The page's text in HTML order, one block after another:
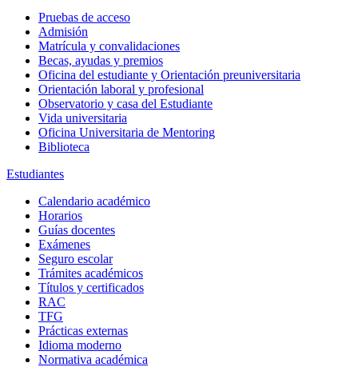
Pruebas de acceso
Admisión
Matrícula y convalidaciones
Becas, ayudas y premios
Oficina del estudiante y Orientación preuniversitaria
Orientación laboral y profesional
Observatorio y casa del Estudiante
Vida universitaria
Oficina Universitaria de Mentoring
Biblioteca
Estudiantes
Calendario académico
Horarios
Guías docentes
Exámenes
Seguro escolar
Trámites académicos
Títulos y certificados
RAC
TFG
Prácticas externas
Idioma moderno
Normativa académica